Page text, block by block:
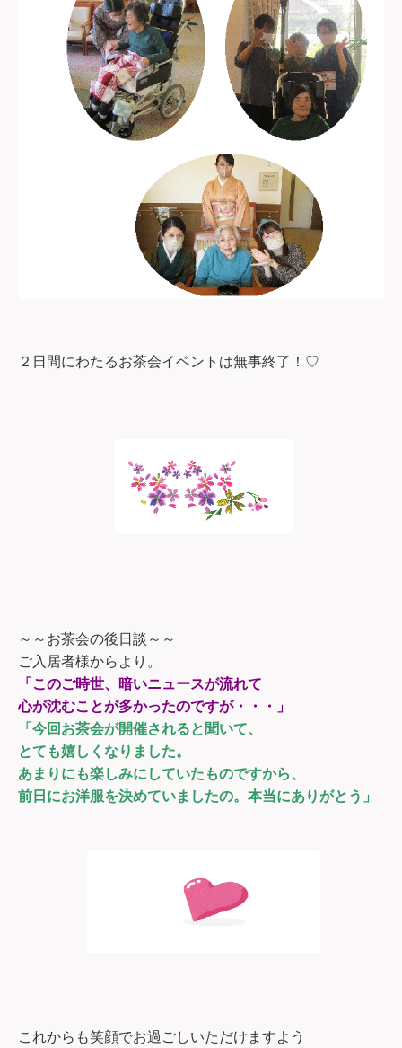
２日間にわたるお茶会イベントは無事終了！ ♡
～～お茶会の後日談～～
ご入居者様からより。
「このご時世、暗いニュースが流れて
心が沈むことが多かったのですが・・・」
「今回お茶会が開催されると聞いて、
とても嬉しくなりました。
あまりにも楽しみにしていたものですから、
前日にお洋服を決めていましたの。本当にありがとう」
これからも笑顔でお過ごしいただけますよう